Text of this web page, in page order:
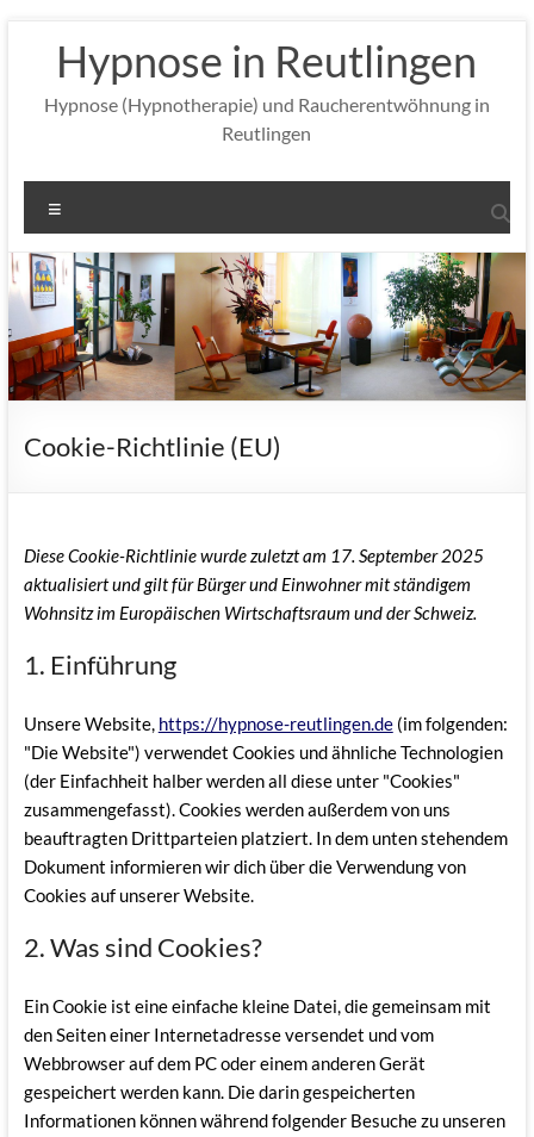
springenHypnose in Reutlingen
Hypnose (Hypnotherapie) und Raucherentwöhnung in
Reutlingen
Cookie-Richtlinie (EU)
Diese Cookie-Richtlinie wurde zuletzt am 17. September 2025
aktualisiert und gilt für Bürger und Einwohner mit ständigem
Wohnsitz im Europäischen Wirtschaftsraum und der Schweiz.
1. Einführung
Unsere Website, https://hypnose-reutlingen.de(im folgenden:
"Die Website") verwendet Cookies und ähnliche Technologien
(der Einfachheit halber werden all diese unter "Cookies"
zusammengefasst). Cookies werden außerdem von uns
beauftragten Drittparteien platziert. In dem unten stehendem
Dokument informieren wir dich über die Verwendung von
Cookies auf unserer Website.
2. Was sind Cookies?
Ein Cookie ist eine einfache kleine Datei, die gemeinsam mit
den Seiten einer Internetadresse versendet und vom
Webbrowser auf dem PC oder einem anderen Gerät
gespeichert werden kann. Die darin gespeicherten
Informationen können während folgender Besuche zu unseren